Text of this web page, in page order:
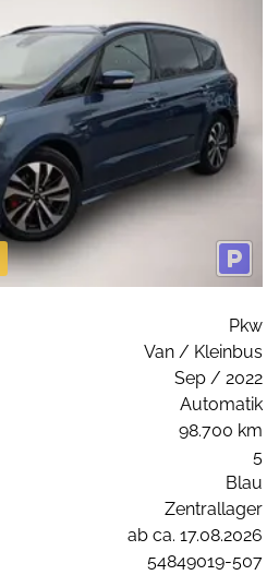
Pkw
Van / Kleinbus
Sep / 2022
Automatik
98.700 km
5
Blau
Zentrallager
ab ca. 17.08.2026
54849019-507